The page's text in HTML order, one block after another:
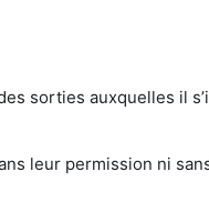
sorties auxquelles il
leur permission ni